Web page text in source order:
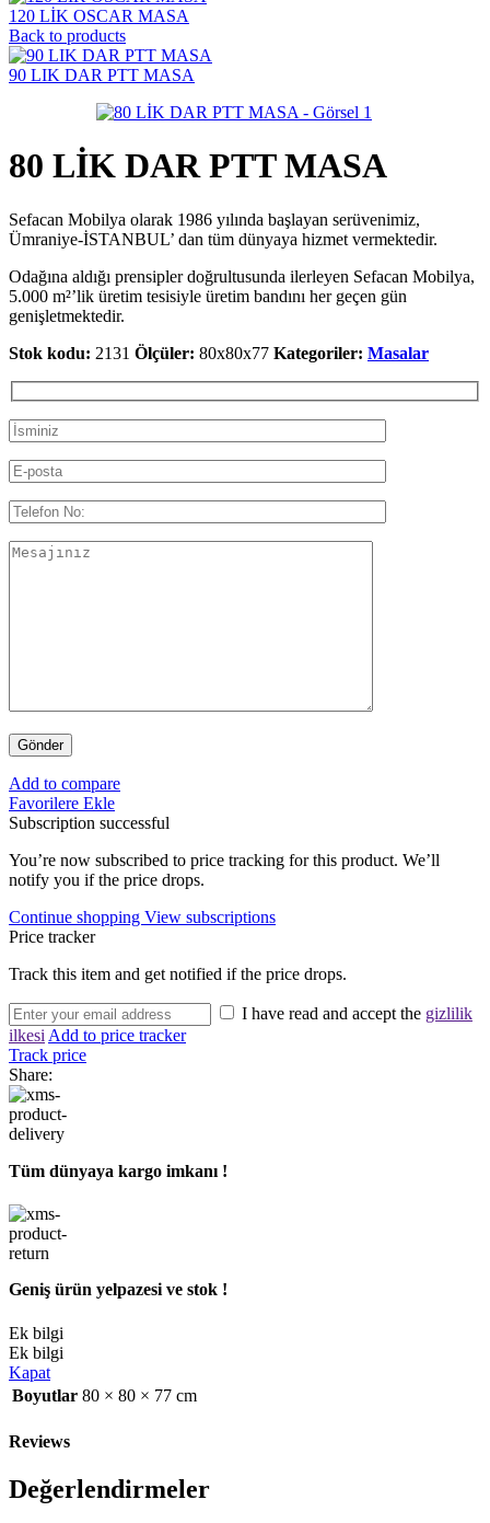
120 LİK OSCAR MASA
Back to products
90 LIK DAR PTT MASA
80 LİK DAR PTT MASA
Sefacan Mobilya olarak 1986 yılında başlayan serüvenimiz,
Ümraniye-İSTANBUL’ dan tüm dünyaya hizmet vermektedir.
Odağına aldığı prensipler doğrultusunda ilerleyen Sefacan Mobilya,
5.000 m²’lik üretim tesisiyle üretim bandını her geçen gün
genişletmektedir.
Stok kodu: 2131 Ölçüler: 80x80x77 Kategoriler: Masalar
Add to compare
Favorilere Ekle
Subscription successful
You’re now subscribed to price tracking for this product. We’ll
notify you if the price drops.
Continue shopping View subscriptions
Price tracker
Track this item and get notified if the price drops.
I have read and accept the gizlilik
ilkesiAdd to price tracker
Track price
Share:
Tüm dünyaya kargo imkanı !
Geniş ürün yelpazesi ve stok !
Ek bilgi
Ek bilgi
Kapat
Boyutlar 80 × 80 × 77 cm
Reviews
Değerlendirmeler